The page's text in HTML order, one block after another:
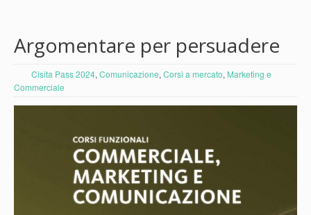
Argomentare per persuadere
Cisita Pass 2024, Comunicazione, Corsi a mercato, Marketing e
Commerciale